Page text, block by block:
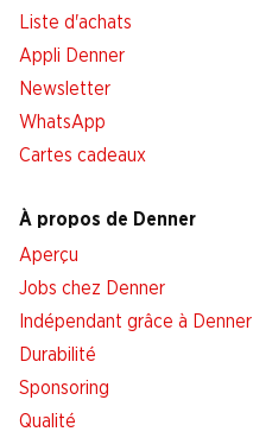
Liste d'achats
Appli Denner
Newsletter
WhatsApp
Cartes cadeaux
À propos de Denner
Aperçu
Jobs chez Denner
Indépendant grâce à Denner
Durabilité
Sponsoring
Qualité